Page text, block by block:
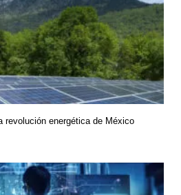
revolución energética de México